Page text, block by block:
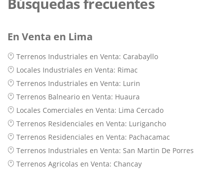
En Venta en Lima
Terrenos Industriales en Venta: Carabayllo
Locales Industriales en Venta: Rimac
Terrenos Industriales en Venta: Lurin
Terrenos Balneario en Venta: Huaura
Locales Comerciales en Venta: Lima Cercado
Terrenos Residenciales en Venta: Lurigancho
Terrenos Residenciales en Venta: Pachacamac
Terrenos Industriales en Venta: San Martin De Porres
Terrenos Agricolas en Venta: Chancay